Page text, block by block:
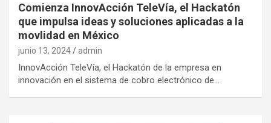
Comienza InnovAcción TeleVía, el Hackatón
que impulsa ideas y soluciones aplicadas a la
movlidad en México
junio 13, 2024 admin
InnovAcción TeleVía, el Hackatón de la empresa en
innovación en el sistema de cobro electrónico de…